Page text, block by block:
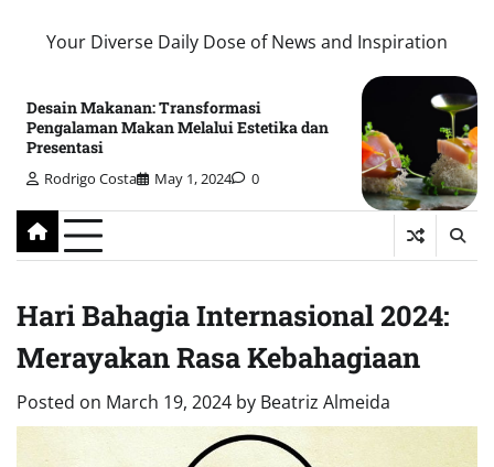
Your Diverse Daily Dose of News and Inspiration
Desain Makanan: Transformasi
Pengalaman Makan Melalui Estetika dan
Presentasi
Rodrigo Costa May 1, 2024 0
Hari Bahagia Internasional 2024:
Merayakan Rasa Kebahagiaan
Posted on March 19, 2024 by Beatriz Almeida